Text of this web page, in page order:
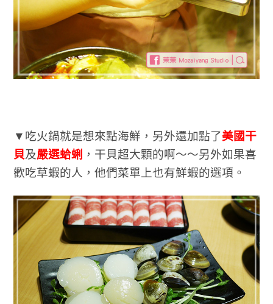
▼吃火鍋就是想來點海鮮，另外還加點了美國干
貝及嚴選蛤蜊 ，干貝超大顆的啊～～另外如果喜
歡吃草蝦的人，他們菜單上也有鮮蝦的選項。